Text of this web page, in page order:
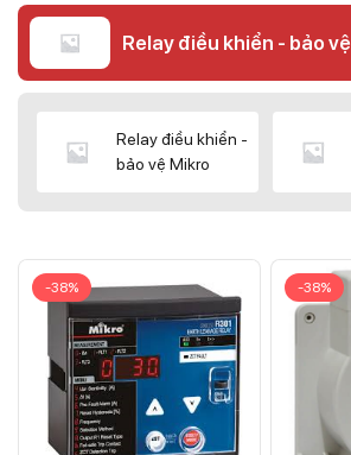
Relay điều khiển - bảo vệ
Relay điều khiển -
bảo vệ Mikro
-38% -38%